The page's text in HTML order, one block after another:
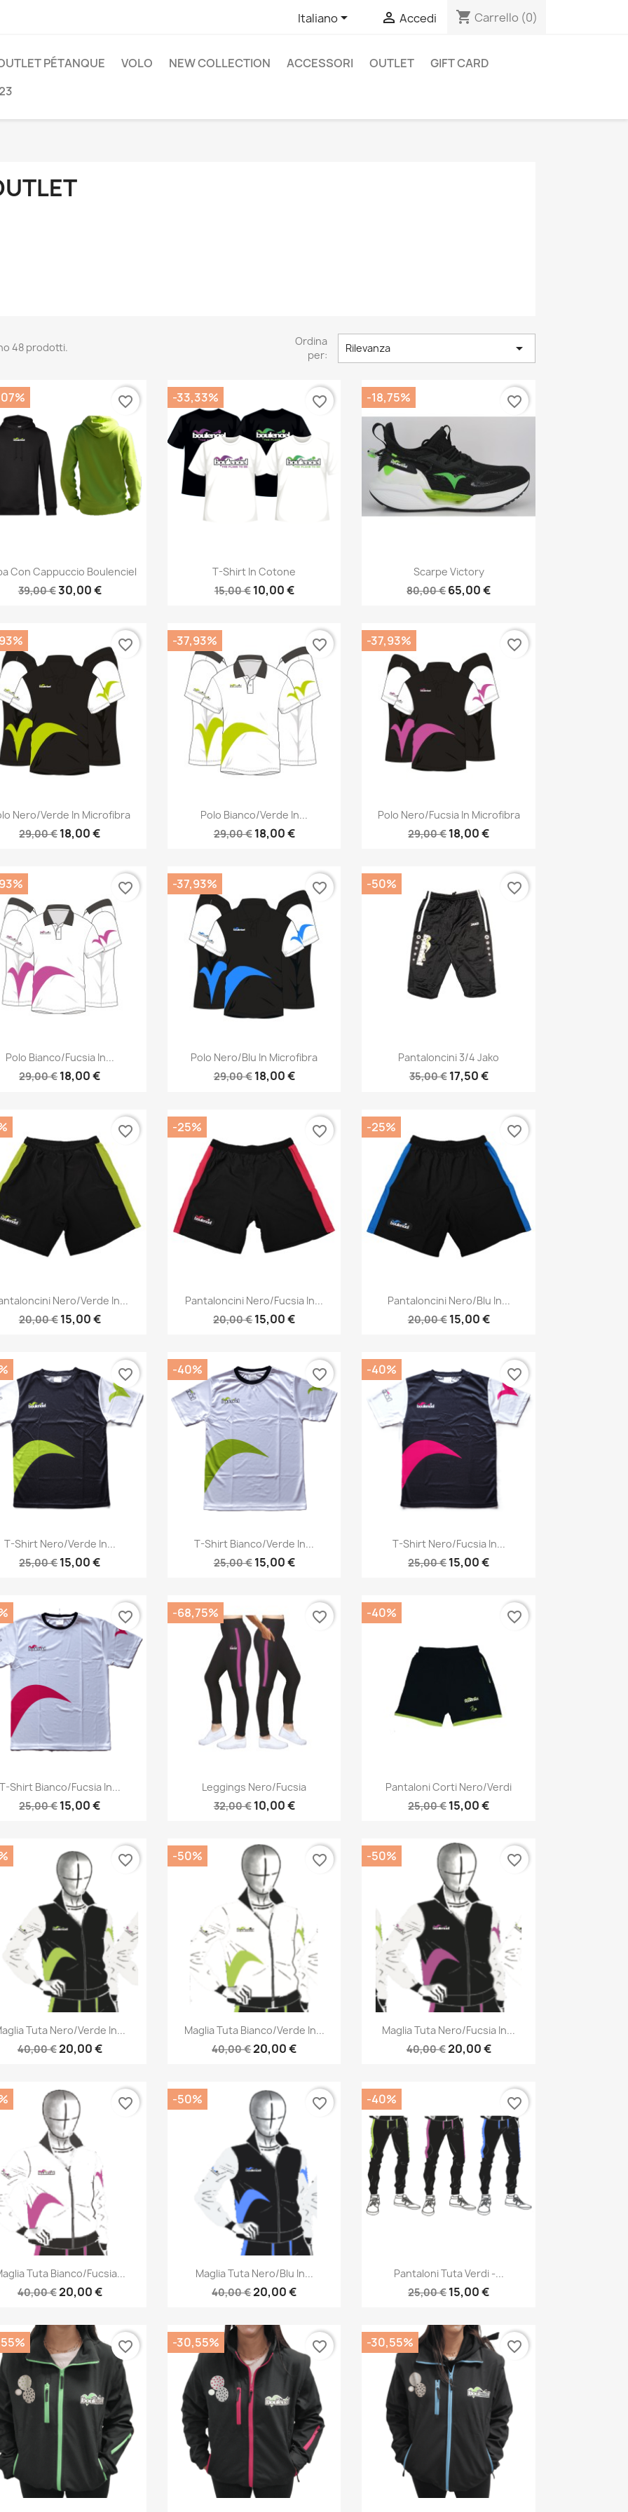
Italiano  Accedi shopping_cart Carrello (0)
PÉTANQUE VOLO NEW COLLECTION ACCESSORI OUTLET
GIFT CARD
48 prodotti.
Ordina
per:
Rilevanza 
Anteprima
Con Cappuccio Boulenciel
39,00 €30,00 €
favorite_border
Anteprima
T-Shirt In Cotone
15,00 € 10,00 €
-33,33% favorite_border
Anteprima
Scarpe Victory
80,00 €65,00 €
-18,75% favorite_border
Anteprima
Nero/verde In Microfibra
29,00 €18,00 €
favorite_border
Anteprima
Polo Bianco/verde In...
29,00 € 18,00 €
-37,93% favorite_border
Anteprima
Polo Nero/fucsia In Microfibra
29,00 €18,00 €
-37,93% favorite_border
Anteprima
Polo Bianco/fucsia In...
29,00 €18,00 €
favorite_border
Anteprima
Polo Nero/blu In Microfibra
29,00 € 18,00 €
-37,93% favorite_border
Anteprima
Pantaloncini 3/4 Jako
35,00 € 17,50 €
-50% favorite_border
Anteprima
Nero/verde In...
20,00 € 15,00 €
favorite_border
Anteprima
Pantaloncini Nero/fucsia In...
20,00 €15,00 €
-25% favorite_border
Anteprima
Pantaloncini Nero/blu In...
20,00 € 15,00 €
-25% favorite_border
Anteprima
T-Shirt Nero/verde In...
25,00 €15,00 €
favorite_border
Anteprima
T-Shirt Bianco/verde In...
25,00 € 15,00 €
-40% favorite_border
Anteprima
T-Shirt Nero/fucsia In...
25,00 €15,00 €
-40% favorite_border
Anteprima
Shirt Bianco/fucsia In...
25,00 €15,00 €
favorite_border
Anteprima
Leggings Nero/fucsia
32,00 € 10,00 €
-68,75% favorite_border
Anteprima
Pantaloni Corti Nero/verdi
25,00 €15,00 €
-40% favorite_border
Anteprima
Tuta Nero/verde In...
40,00 €20,00 €
favorite_border
Anteprima
Maglia Tuta Bianco/verde In...
40,00 €20,00 €
-50% favorite_border
Anteprima
Maglia Tuta Nero/fucsia In...
40,00 €20,00 €
-50% favorite_border
Anteprima
Tuta Bianco/fucsia...
40,00 €20,00 €
favorite_border
Anteprima
Maglia Tuta Nero/blu In...
40,00 €20,00 €
-50% favorite_border
Anteprima
Pantaloni Tuta Verdi -...
25,00 €15,00 €
-40% favorite_border
favorite_border -30,55% favorite_border -30,55% favorite_border